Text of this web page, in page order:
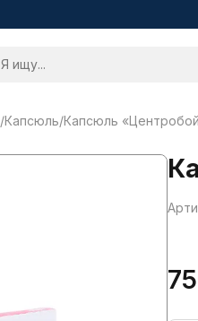
/Капсюль/Капсюль